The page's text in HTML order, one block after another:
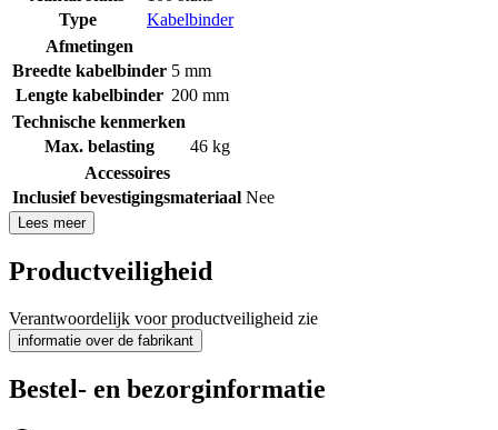
Type
Kabelbinder
Afmetingen
Breedte kabelbinder 5 mm
Lengte kabelbinder 200 mm
Technische kenmerken
Max. belasting
46 kg
Accessoires
Inclusief bevestigingsmateriaal Nee
Lees meer
Productveiligheid
Verantwoordelijk voor productveiligheid zie
informatie over de fabrikant
Bestel- en bezorginformatie